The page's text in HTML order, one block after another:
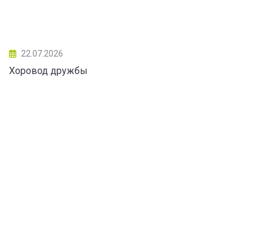
22.07.2026
Хоровод дружбы